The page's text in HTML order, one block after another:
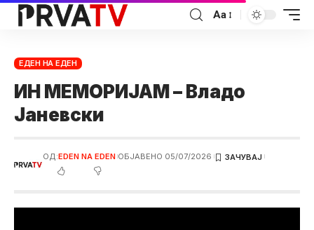
Аа
ЕДЕН НА ЕДЕН
ИН МЕМОРИЈАМ – Владо
Јаневски
ОД:EDEN NA EDEN ОБЈАВЕНО 05/07/2026